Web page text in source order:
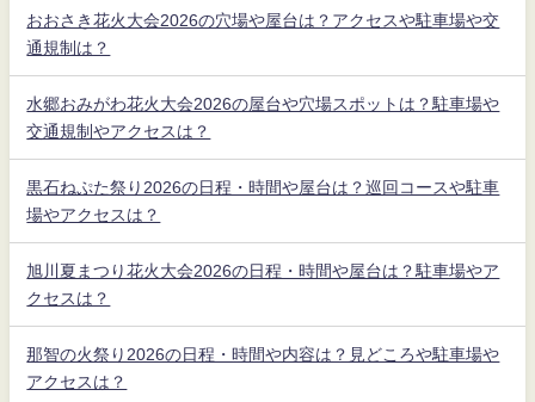
おおさき花火大会2026の穴場や屋台は？アクセスや駐車場や交
通規制は？
水郷おみがわ花火大会2026の屋台や穴場スポットは？駐車場や
交通規制やアクセスは？
黒石ねぷた祭り2026の日程・時間や屋台は？巡回コースや駐車
場やアクセスは？
旭川夏まつり花火大会2026の日程・時間や屋台は？駐車場やア
クセスは？
那智の火祭り2026の日程・時間や内容は？見どころや駐車場や
アクセスは？